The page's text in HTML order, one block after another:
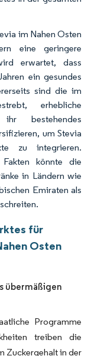
im Nahen Osten
eine geringere
erwartet, dass
ein gesundes
sind die im
erhebliche
bestehendes
um Stevia
zu integrieren.
könnte die
in Ländern wie
Emiraten als
für
Osten
übermäßigen
Programme
treiben die
Zuckergehalt in der